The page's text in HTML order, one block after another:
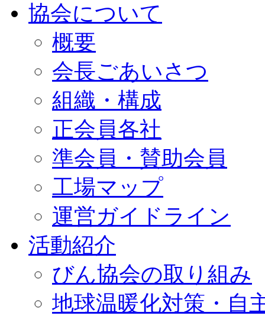
協会について
概要
会長ごあいさつ
組織・構成
正会員各社
準会員・賛助会員
工場マップ
運営ガイドライン
活動紹介
びん協会の取り組み
地球温暖化対策・自